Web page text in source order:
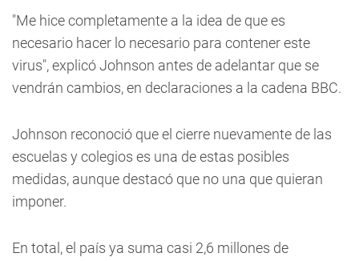
"Me hice completamente a la idea de que es
necesario hacer lo necesario para contener este
virus", explicó Johnson antes de adelantar que se
vendrán cambios, en declaraciones a la cadena BBC.
Johnson reconoció que el cierre nuevamente de las
escuelas y colegios es una de estas posibles
medidas, aunque destacó que no una que quieran
imponer.
En total, el país ya suma casi 2,6 millones de